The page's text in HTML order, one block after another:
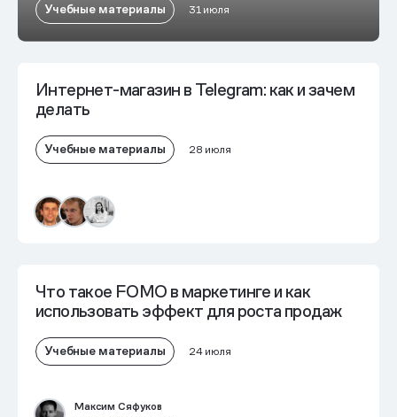
Учебные материалы 31 июля
Интернет-магазин в Telegram: как и зачем
делать
Учебные материалы 28 июля
Что такое FOMO в маркетинге и как
использовать эффект для роста продаж
Учебные материалы 24 июля
Максим Сяфуков